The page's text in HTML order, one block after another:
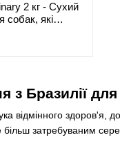
з Бразилії
відмінного здоров'я,
затребуваним
2 кг - Сухий
собак, які